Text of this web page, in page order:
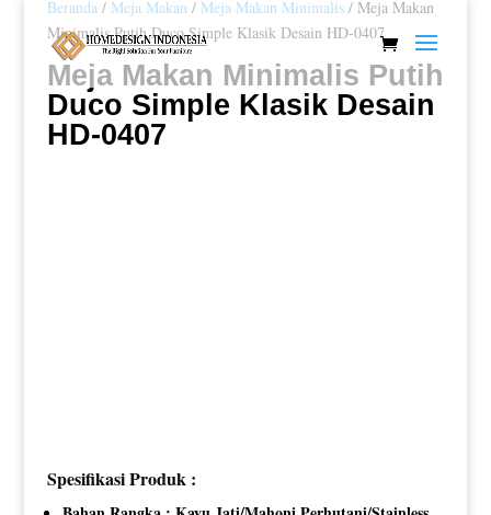
Beranda/ Meja Makan / Meja Makan Minimalis/ Meja Makan
Minimalis Putih Duco Simple Klasik Desain HD-0407
Meja Makan Minimalis Putih
Duco Simple Klasik Desain
HD-0407
Spesifikasi Produk :